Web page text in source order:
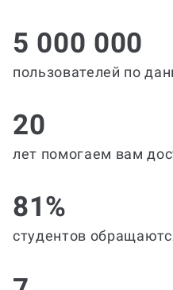
5 000 000
пользователей по
20
лет помогаем вам
81%
студентов